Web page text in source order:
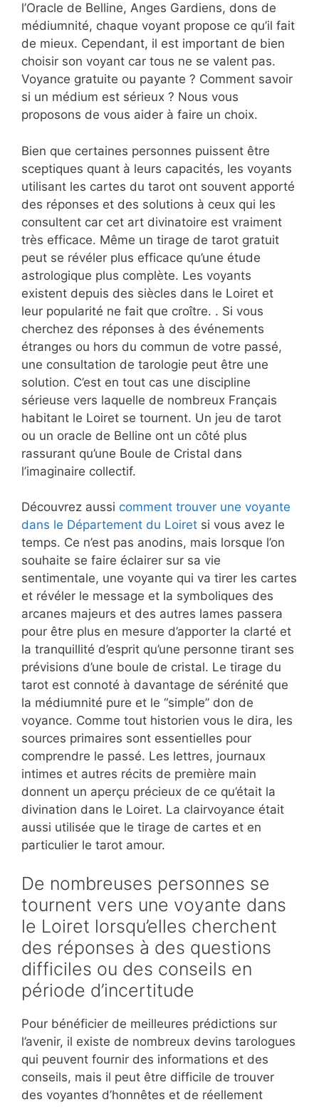
l’Oracle de Belline, Anges Gardiens, dons de
médiumnité, chaque voyant propose ce qu’il fait
de mieux. Cependant, il est important de bien
choisir son voyant car tous ne se valent pas.
Voyance gratuite ou payante ? Comment savoir
si un médium est sérieux ? Nous vous
proposons de vous aider à faire un choix.
Bien que certaines personnes puissent être
sceptiques quant à leurs capacités, les voyants
utilisant les cartes du tarot ont souvent apporté
des réponses et des solutions à ceux qui les
consultent car cet art divinatoire est vraiment
très efficace. Même un tirage de tarot gratuit
peut se révéler plus efficace qu’une étude
astrologique plus complète. Les voyants
existent depuis des siècles dans le Loiret et
leur popularité ne fait que croître. . Si vous
cherchez des réponses à des événements
étranges ou hors du commun de votre passé,
une consultation de tarologie peut être une
solution. C’est en tout cas une discipline
sérieuse vers laquelle de nombreux Français
habitant le Loiret se tournent. Un jeu de tarot
ou un oracle de Belline ont un côté plus
rassurant qu’une Boule de Cristal dans
l’imaginaire collectif.
Découvrez aussi comment trouver une voyante
dans le Département du Loiret si vous avez le
temps. Ce n’est pas anodins, mais lorsque l’on
souhaite se faire éclairer sur sa vie
sentimentale, une voyante qui va tirer les cartes
et révéler le message et la symboliques des
arcanes majeurs et des autres lames passera
pour être plus en mesure d’apporter la clarté et
la tranquillité d’esprit qu’une personne tirant ses
prévisions d’une boule de cristal. Le tirage du
tarot est connoté à davantage de sérénité que
la médiumnité pure et le “simple” don de
voyance. Comme tout historien vous le dira, les
sources primaires sont essentielles pour
comprendre le passé. Les lettres, journaux
intimes et autres récits de première main
donnent un aperçu précieux de ce qu’était la
divination dans le Loiret. La clairvoyance était
aussi utilisée que le tirage de cartes et en
particulier le tarot amour.
De nombreuses personnes se
tournent vers une voyante dans
le Loiret lorsqu’elles cherchent
des réponses à des questions
difficiles ou des conseils en
période d’incertitude
Pour bénéficier de meilleures prédictions sur
l’avenir, il existe de nombreux devins tarologues
qui peuvent fournir des informations et des
conseils, mais il peut être difficile de trouver
des voyantes d’honnêtes et de réellement